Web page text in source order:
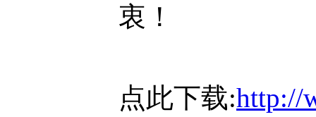
衷！
点此下载:http://